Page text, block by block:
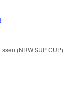
(NRW SUP CUP)